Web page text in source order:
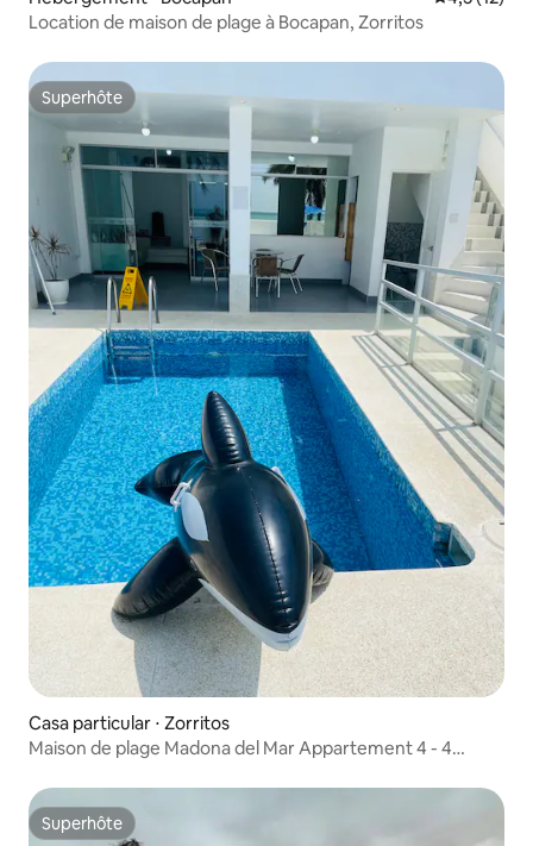
Location de maison de plage à Bocapan, Zorritos
Superhôte
Superhôte
Casa particular ⋅ Zorritos
Maison de plage Madona del Mar Appartement 4 - 4
Superhôte
Superhôte